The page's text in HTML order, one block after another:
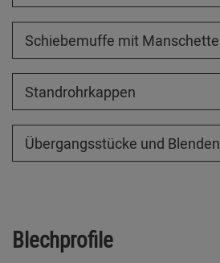
Schiebemuffe mit Manschette
Standrohrkappen
Übergangsstücke und Blenden
Blechprofile